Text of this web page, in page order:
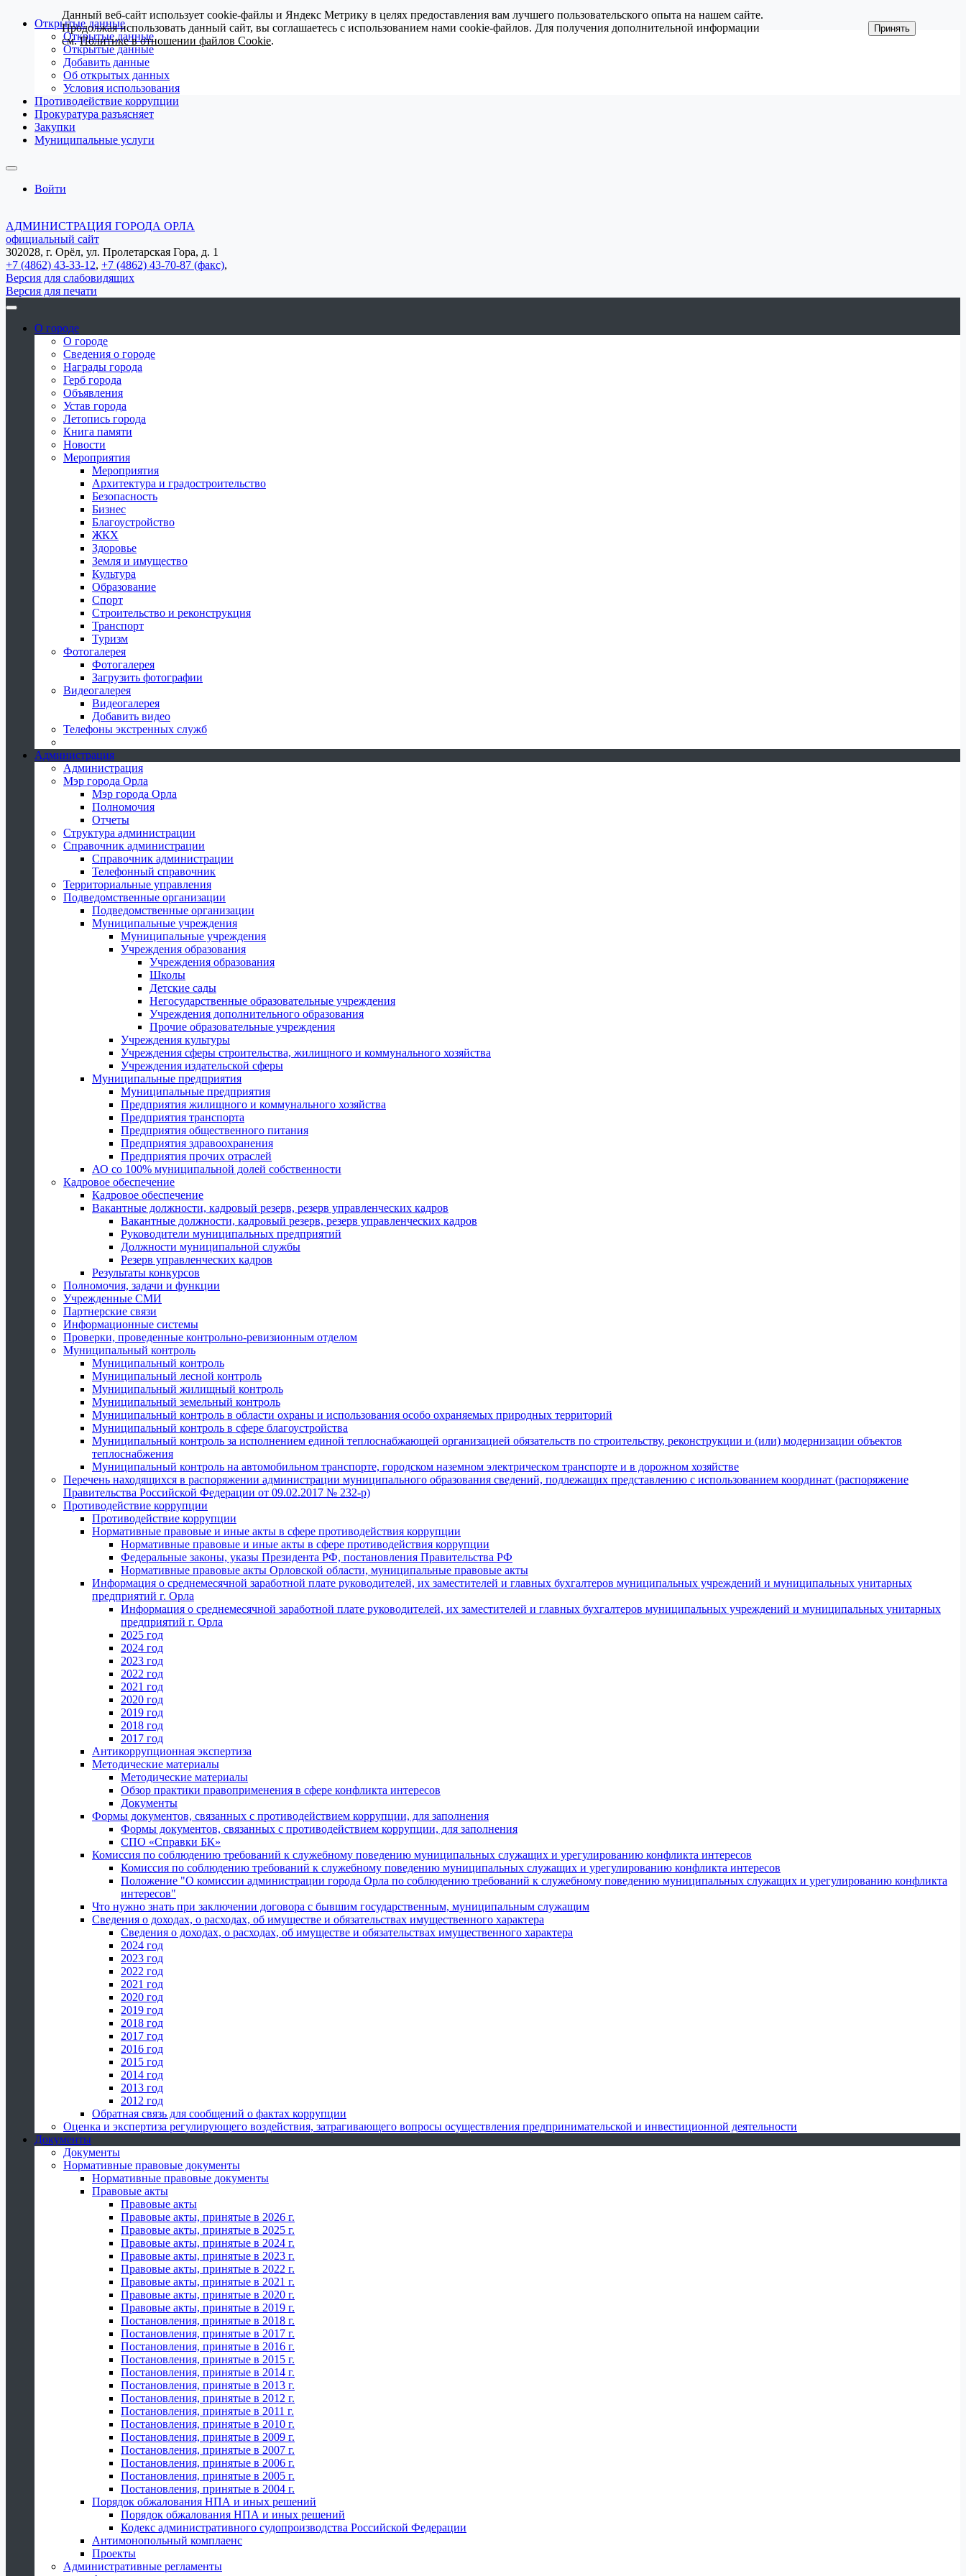
Открытые данные
Открытые данные
Открытые данные
Добавить данные
Об открытых данных
Условия использования
Противодействие коррупции
Прокуратура разъясняет
Закупки
Муниципальные услуги
Войти
АДМИНИСТРАЦИЯ ГОРОДА ОРЛА
официальный сайт
302028, г. Орёл, ул. Пролетарская Гора, д. 1
+7 (4862) 43-33-12, +7 (4862) 43-70-87 (факс),
Версия для слабовидящих
Версия для печати
О городе
О городе
Сведения о городе
Награды города
Герб города
Объявления
Устав города
Летопись города
Книга памяти
Новости
Мероприятия
Мероприятия
Архитектура и градостроительство
Безопасность
Бизнес
Благоустройство
ЖКХ
Здоровье
Земля и имущество
Культура
Образование
Спорт
Строительство и реконструкция
Транспорт
Туризм
Фотогалерея
Фотогалерея
Загрузить фотографии
Видеогалерея
Видеогалерея
Добавить видео
Телефоны экстренных служб
Администрация
Администрация
Мэр города Орла
Мэр города Орла
Полномочия
Отчеты
Структура администрации
Справочник администрации
Справочник администрации
Телефонный справочник
Территориальные управления
Подведомственные организации
Подведомственные организации
Муниципальные учреждения
Муниципальные учреждения
Учреждения образования
Учреждения образования
Школы
Детские сады
Негосударственные образовательные учреждения
Учреждения дополнительного образования
Прочие образовательные учреждения
Учреждения культуры
Учреждения сферы строительства, жилищного и коммунального хозяйства
Учреждения издательской сферы
Муниципальные предприятия
Муниципальные предприятия
Предприятия жилищного и коммунального хозяйства
Предприятия транспорта
Предприятия общественного питания
Предприятия здравоохранения
Предприятия прочих отраслей
АО со 100% муниципальной долей собственности
Кадровое обеспечение
Кадровое обеспечение
Вакантные должности, кадровый резерв, резерв управленческих кадров
Вакантные должности, кадровый резерв, резерв управленческих кадров
Руководители муниципальных предприятий
Должности муниципальной службы
Резерв управленческих кадров
Результаты конкурсов
Полномочия, задачи и функции
Учрежденные СМИ
Партнерские связи
Информационные системы
Проверки, проведенные контрольно-ревизионным отделом
Муниципальный контроль
Муниципальный контроль
Муниципальный лесной контроль
Муниципальный жилищный контроль
Муниципальный земельный контроль
Муниципальный контроль в области охраны и использования особо охраняемых природных территорий
Муниципальный контроль в сфере благоустройства
Муниципальный контроль за исполнением единой теплоснабжающей организацией обязательств по строительству, реконструкции и (или) модернизации объектов
теплоснабжения
Муниципальный контроль на автомобильном транспорте, городском наземном электрическом транспорте и в дорожном хозяйстве
Перечень находящихся в распоряжении администрации муниципального образования сведений, подлежащих представлению с использованием координат (распоряжение
Правительства Российской Федерации от 09.02.2017 № 232-р)
Противодействие коррупции
Противодействие коррупции
Нормативные правовые и иные акты в сфере противодействия коррупции
Нормативные правовые и иные акты в сфере противодействия коррупции
Федеральные законы, указы Президента РФ, постановления Правительства РФ
Нормативные правовые акты Орловской области, муниципальные правовые акты
Информация о среднемесячной заработной плате руководителей, их заместителей и главных бухгалтеров муниципальных учреждений и муниципальных унитарных
предприятий г. Орла
Информация о среднемесячной заработной плате руководителей, их заместителей и главных бухгалтеров муниципальных учреждений и муниципальных унитарных
предприятий г. Орла
2025 год
2024 год
2023 год
2022 год
2021 год
2020 год
2019 год
2018 год
2017 год
Антикоррупционная экспертиза
Методические материалы
Методические материалы
Обзор практики правоприменения в сфере конфликта интересов
Документы
Формы документов, связанных с противодействием коррупции, для заполнения
Формы документов, связанных с противодействием коррупции, для заполнения
СПО «Справки БК»
Комиссия по соблюдению требований к служебному поведению муниципальных служащих и урегулированию конфликта интересов
Комиссия по соблюдению требований к служебному поведению муниципальных служащих и урегулированию конфликта интересов
Положение "О комиссии администрации города Орла по соблюдению требований к служебному поведению муниципальных служащих и урегулированию конфликта
интересов"
Что нужно знать при заключении договора с бывшим государственным, муниципальным служащим
Сведения о доходах, о расходах, об имуществе и обязательствах имущественного характера
Сведения о доходах, о расходах, об имуществе и обязательствах имущественного характера
2024 год
2023 год
2022 год
2021 год
2020 год
2019 год
2018 год
2017 год
2016 год
2015 год
2014 год
2013 год
2012 год
Обратная связь для сообщений о фактах коррупции
Оценка и экспертиза регулирующего воздействия, затрагивающего вопросы осуществления предпринимательской и инвестиционной деятельности
Документы
Документы
Нормативные правовые документы
Нормативные правовые документы
Правовые акты
Правовые акты
Правовые акты, принятые в 2026 г.
Правовые акты, принятые в 2025 г.
Правовые акты, принятые в 2024 г.
Правовые акты, принятые в 2023 г.
Правовые акты, принятые в 2022 г.
Правовые акты, принятые в 2021 г.
Правовые акты, принятые в 2020 г.
Правовые акты, принятые в 2019 г.
Постановления, принятые в 2018 г.
Постановления, принятые в 2017 г.
Постановления, принятые в 2016 г.
Постановления, принятые в 2015 г.
Постановления, принятые в 2014 г.
Постановления, принятые в 2013 г.
Постановления, принятые в 2012 г.
Постановления, принятые в 2011 г.
Постановления, принятые в 2010 г.
Постановления, принятые в 2009 г.
Постановления, принятые в 2007 г.
Постановления, принятые в 2006 г.
Постановления, принятые в 2005 г.
Постановления, принятые в 2004 г.
Порядок обжалования НПА и иных решений
Порядок обжалования НПА и иных решений
Кодекс административного судопроизводства Российской Федерации
Антимонопольный комплаенс
Проекты
Административные регламенты
Данный веб-сайт использует cookie-файлы и Яндекс Метрику в целях предоставления вам лучшего пользовательского опыта на нашем сайте.
Продолжая использовать данный сайт, вы соглашаетесь с использованием нами cookie-файлов. Для получения дополнительной информации
см.Политике в отношении файлов Cookie.
Принять